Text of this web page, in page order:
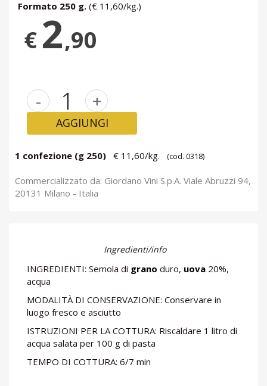
Formato 250 g. (€ 11,60/kg.)
€2,90
- +
AGGIUNGI
1 confezione (g 250) € 11,60/kg. (cod. 0318)
Commercializzato da: Giordano Vini S.p.A. Viale Abruzzi 94,
20131 Milano - Italia
Ingredienti/info
INGREDIENTI: Semola di grano duro, uova 20%,
acqua
MODALITÀ DI CONSERVAZIONE: Conservare in
luogo fresco e asciutto
ISTRUZIONI PER LA COTTURA: Riscaldare 1 litro di
acqua salata per 100 g di pasta
TEMPO DI COTTURA: 6/7 min